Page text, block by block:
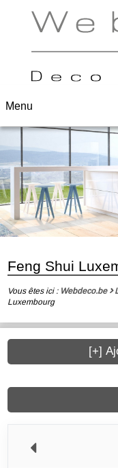
Menu
Feng Shui
Vous êtes ici : Webdeco.be
Luxembourg
[+]